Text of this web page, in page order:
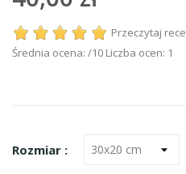
Przeczytaj
Średnia ocena: /10 Liczba ocen: 1
Rozmiar :